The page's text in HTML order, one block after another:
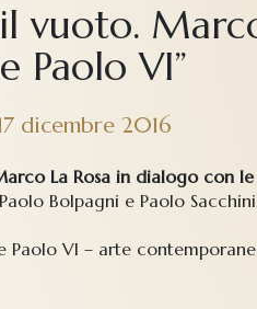
vuoto.
Paolo VI”
dicembre 2016
La Rosa in dialogo con
Bolpagni e Paolo
Paolo VI – arte